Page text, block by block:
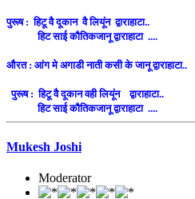
पुरूष : हिटू वै दूकान वै लियूंन द्वाराहाटा..
हिट साई कौतिकजानू द्वाराहाटा ....
औरत : आंग मे अगाडी नाती कसी के जानू द्वाराहाटा..
पुरूष : हिटू वै दूकान वही लियूंन द्वाराहाटा..
हिट साई कौतिकजानू द्वाराहाटा ....
Mukesh Joshi
Moderator